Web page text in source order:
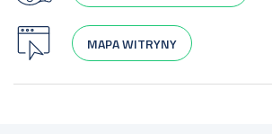
MAPA WITRYNY